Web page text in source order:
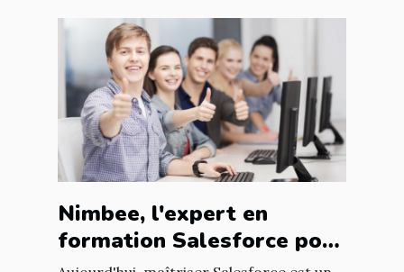
Nimbee, l'expert en
formation Salesforce pour